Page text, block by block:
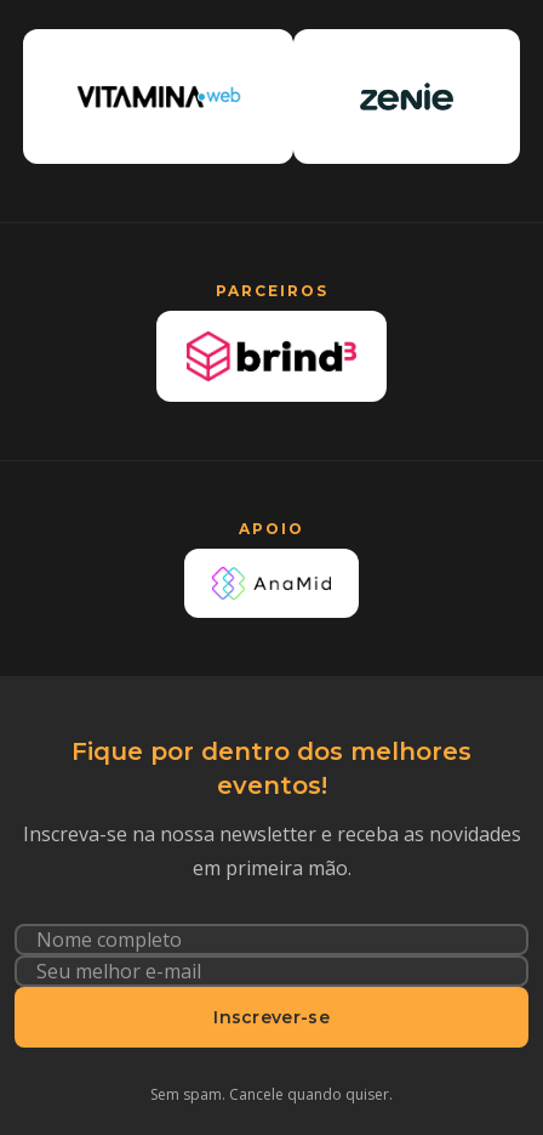
PARCEIROS
APOIO
Fique por dentro dos melhores
eventos!
Inscreva-se na nossa newsletter e receba as novidades
em primeira mão.
Inscrever-se
Sem spam. Cancele quando quiser.